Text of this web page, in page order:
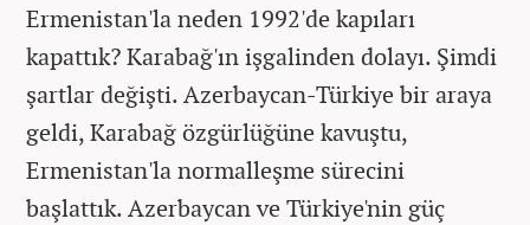
Ermenistan'la neden 1992'de kapıları
kapattık? Karabağ'ın işgalinden dolayı. Şimdi
şartlar değişti. Azerbaycan-Türkiye bir araya
geldi, Karabağ özgürlüğüne kavuştu,
Ermenistan'la normalleşme sürecini
başlattık. Azerbaycan ve Türkiye'nin güç